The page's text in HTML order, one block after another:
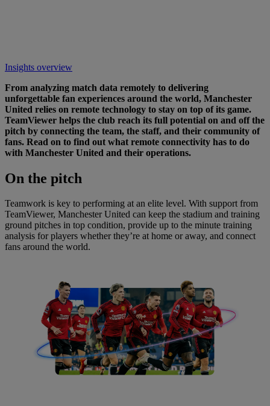
Insights overview
From analyzing match data remotely to delivering
unforgettable fan experiences around the world, Manchester
United relies on remote technology to stay on top of its game.
TeamViewer helps the club reach its full potential on and off the
pitch by connecting the team, the staff, and their community of
fans. Read on to find out what remote connectivity has to do
with Manchester United and their operations.
On the pitch
Teamwork is key to performing at an elite level. With support from
TeamViewer, Manchester United can keep the stadium and training
ground pitches in top condition, provide up to the minute training
analysis for players whether they’re at home or away, and connect
fans around the world.